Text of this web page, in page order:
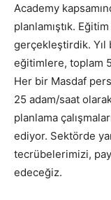
Academy
planlamıştık.
gerçekleştirdik. Yıl
eğitimlere, toplam
Her bir Masdaf
25 adam/saat
planlama
ediyor. Sektörde
tecrübelerimizi,
edeceğiz.